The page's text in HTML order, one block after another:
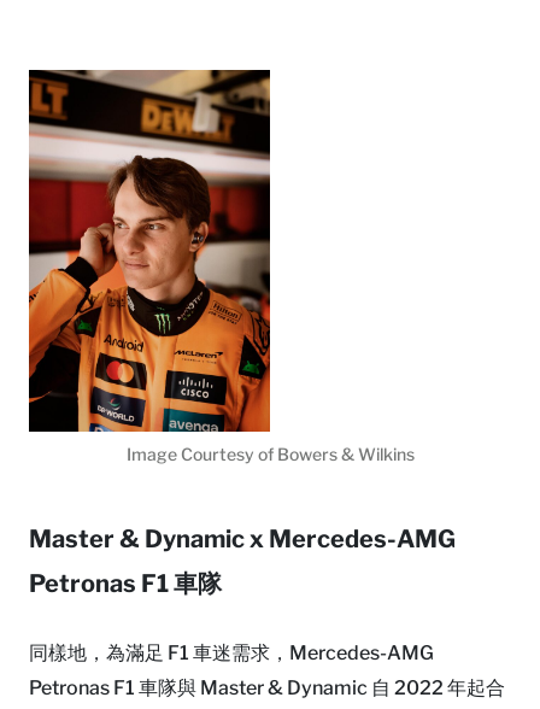
Image Courtesy of Bowers & Wilkins
Master & Dynamic x Mercedes-AMG
Petronas F1 車隊
同樣地，為滿足 F1 車迷需求，Mercedes-AMG
Petronas F1 車隊與 Master & Dynamic 自 2022 年起合